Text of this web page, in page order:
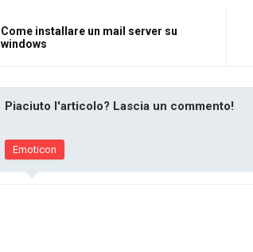
Come installare un mail server su
windows
Piaciuto l'articolo? Lascia un commento!
Emoticon